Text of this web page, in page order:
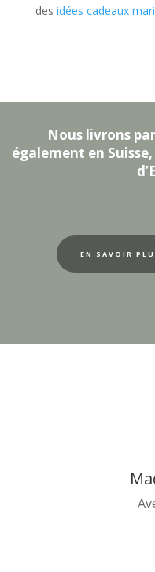
des idées cadeaux
Nous livrons
également en
EN SAVOIR